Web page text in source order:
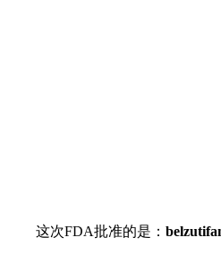
这次FDA批准的是：